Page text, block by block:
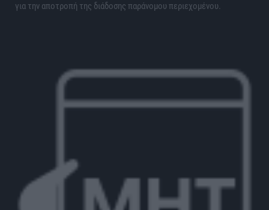
για την αποτροπή της διάδοσης παράνομου περιεχομένου.